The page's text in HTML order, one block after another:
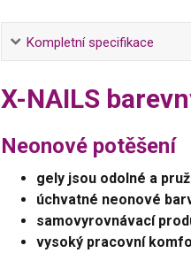
Kompletní specifikace
X-NAILS
Neonové potěšení
gely jsou odolné a
úchvatné neonové
samovyrovnávací
vysoký pracovní